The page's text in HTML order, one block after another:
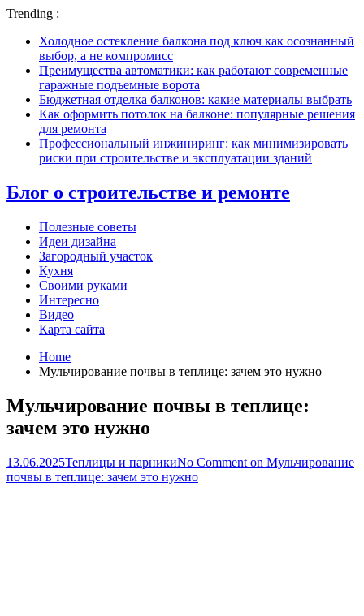
Trending :
Холодное остекление балкона под ключ как осознанный
выбор, а не компромисс
Преимущества автоматики: как работают современные
гаражные подъемные ворота
Бюджетная отделка балконов: какие материалы выбрать
Как оформить потолок на балконе: популярные решения
для ремонта
Профессиональный инжиниринг: как минимизировать
риски при строительстве и эксплуатации зданий
Блог о строительстве и ремонте
Полезные советы
Идеи дизайна
Загородный участок
Кухня
Своими руками
Интересно
Видео
Карта сайта
Home
Мульчирование почвы в теплице: зачем это нужно
Мульчирование почвы в теплице:
зачем это нужно
13.06.2025Теплицы и парникиNo Comment on Мульчирование
почвы в теплице: зачем это нужно